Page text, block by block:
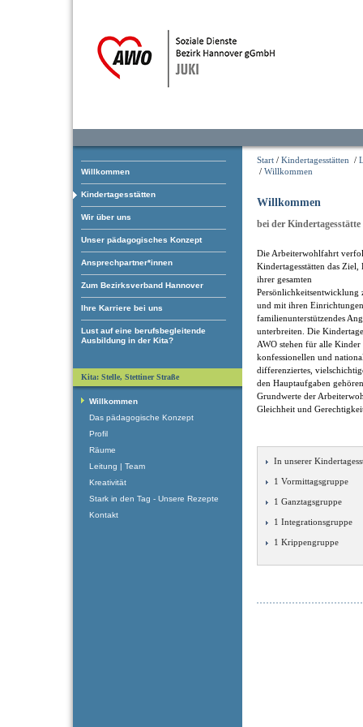
Willkommen
Kindertagesstätten
Wir über uns
Unser pädagogisches Konzept
Ansprechpartner*innen
Zum Bezirksverband Hannover
Ihre Karriere bei uns
Lust auf eine berufsbegleitende
Ausbildung in der Kita?
Start / Kindertagesstätten /
/ Willkommen
Willkommen
bei der Kindertagesstätte
Die Arbeiterwohlfahrt
Kindertagesstätten das
ihrer gesamten
Persönlichkeitsentwicklung
und mit ihren
familienunterstützendes
unterbreiten. Die
AWO stehen für alle Kinder
konfessionellen und
differenziertes,
den Hauptaufgaben
Grundwerte der
Gleichheit und
In unserer
1 Vormittagsgruppe
1 Ganztagsgruppe
1 Integrationsgruppe
1 Krippengruppe
Kita: Stelle, Stettiner Straße
Willkommen
Das pädagogische Konzept
Profil
Räume
Leitung | Team
Kreativität
Stark in den Tag - Unsere Rezepte
Kontakt